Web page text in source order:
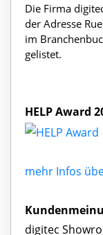
Die Firma
der Adresse
im
gelistet.
HELP Award
mehr Infos
digitec